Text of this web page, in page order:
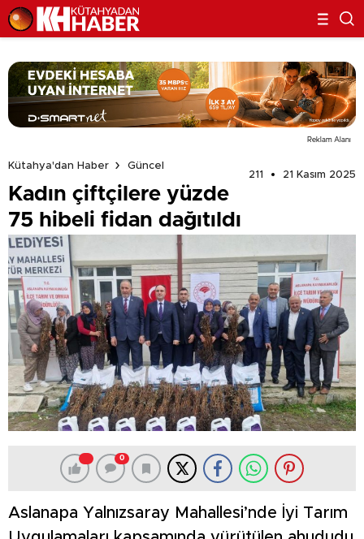
Reklam Alanı
Kütahya'dan Haber
Güncel
211
21 Kasım 2025
Kadın çiftçilere yüzde
75 hibeli fidan dağıtıldı
0
Aslanapa Yalnızsaray Mahallesi’nde İyi Tarım